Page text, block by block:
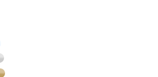
材
材
材